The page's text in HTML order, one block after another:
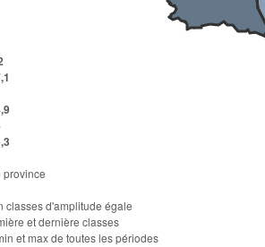
province
classes d'amplitude égale​
et dernière classes
et max de toutes les périodes